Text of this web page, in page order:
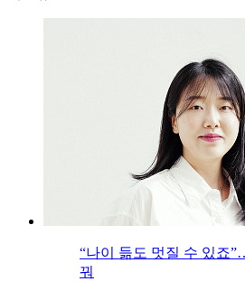
“나이 듦도 멋질 수 있죠
꿔